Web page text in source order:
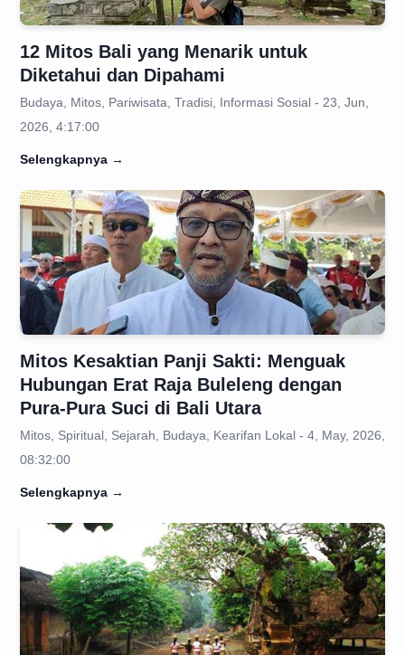
12 Mitos Bali yang Menarik untuk
Diketahui dan Dipahami
Budaya, Mitos, Pariwisata, Tradisi, Informasi Sosial - 23, Jun,
2026, 4:17:00
Selengkapnya →
Mitos Kesaktian Panji Sakti: Menguak
Hubungan Erat Raja Buleleng dengan
Pura-Pura Suci di Bali Utara
Mitos, Spiritual, Sejarah, Budaya, Kearifan Lokal - 4, May, 2026,
08:32:00
Selengkapnya →